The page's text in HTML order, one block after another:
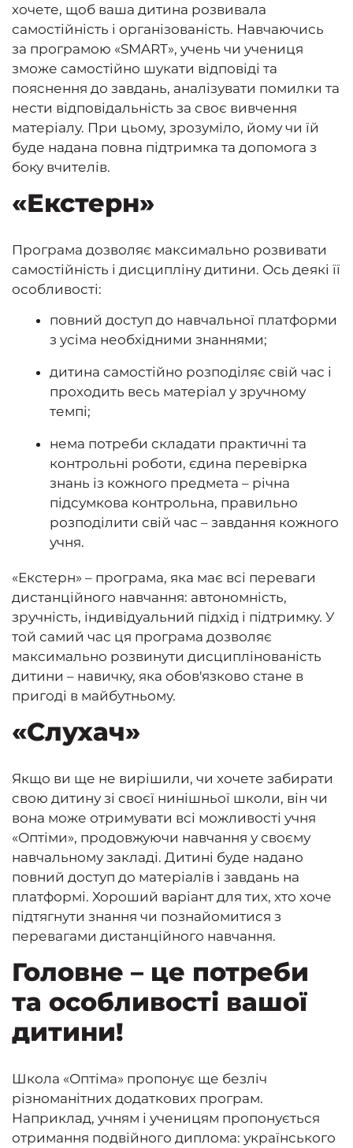
хочете, щоб ваша дитина розвивала
самостійність і організованість. Навчаючись
за програмою «SMART», учень чи учениця
зможе самостійно шукати відповіді та
пояснення до завдань, аналізувати помилки та
нести відповідальність за своє вивчення
матеріалу. При цьому, зрозуміло, йому чи їй
буде надана повна підтримка та допомога з
боку вчителів.
«Екстерн»
Програма дозволяє максимально розвивати
самостійність і дисципліну дитини. Ось деякі її
особливості:
повний доступ до навчальної платформи
з усіма необхідними знаннями;
дитина самостійно розподіляє свій час і
проходить весь матеріал у зручному
темпі;
нема потреби складати практичні та
контрольні роботи, єдина перевірка
знань із кожного предмета – річна
підсумкова контрольна, правильно
розподілити свій час – завдання кожного
учня.
«Екстерн» – програма, яка має всі переваги
дистанційного навчання: автономність,
зручність, індивідуальний підхід і підтримку. У
той самий час ця програма дозволяє
максимально розвинути дисциплінованість
дитини – навичку, яка обов'язково стане в
пригоді в майбутньому.
«Слухач»
Якщо ви ще не вирішили, чи хочете забирати
свою дитину зі своєї нинішньої школи, він чи
вона може отримувати всі можливості учня
«Оптіми», продовжуючи навчання у своєму
навчальному закладі. Дитині буде надано
повний доступ до матеріалів і завдань на
платформі. Хороший варіант для тих, хто хоче
підтягнути знання чи познайомитися з
перевагами дистанційного навчання.
Головне – це потреби
та особливості вашої
дитини!
Школа «Оптіма» пропонує ще безліч
різноманітних додаткових програм.
Наприклад, учням і ученицям пропонується
отримання подвійного диплома: українського